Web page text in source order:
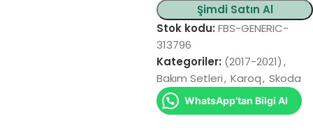
Şimdi Satın Al
Stok kodu: FBS-GENERIC-
313796
Kategoriler: (2017-2021),
Bakım Setleri, Karoq, Skoda
WhatsApp’tan Bilgi Al